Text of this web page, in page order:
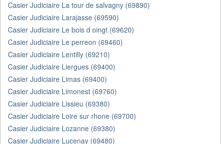
Casier Judiciaire La tour de salvagny (69890)
Casier Judiciaire Larajasse (69590)
Casier Judiciaire Le bois d oingt (69620)
Casier Judiciaire Le perreon (69460)
Casier Judiciaire Lentilly (69210)
Casier Judiciaire Liergues (69400)
Casier Judiciaire Limas (69400)
Casier Judiciaire Limonest (69760)
Casier Judiciaire Lissieu (69380)
Casier Judiciaire Loire sur rhone (69700)
Casier Judiciaire Lozanne (69380)
Casier Judiciaire Lucenay (69480)